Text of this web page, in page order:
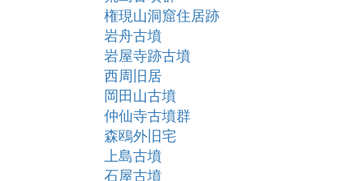
権現山洞窟住居跡
岩舟古墳
岩屋寺跡古墳
西周旧居
岡田山古墳
仲仙寺古墳群
森鴎外旧宅
上島古墳
石屋古墳